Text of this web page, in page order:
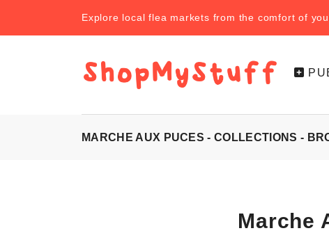
Explore local flea markets from the comfort of
MARCHE AUX PUCES - COLLECTIONS -
Marche